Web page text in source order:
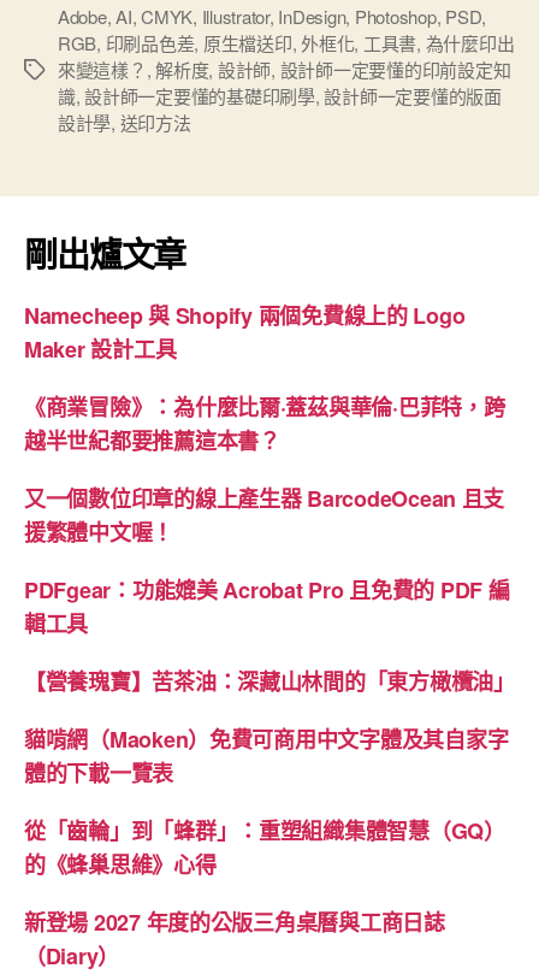
印
出
來
變
式”
標
Adobe,AI,CMYK, Illustrator, InDesign, Photoshop, PSD,
RGB, 印刷品色差, 原生檔送印,外框化, 工具書, 為什麼印出
來變這樣？ ,解析度, 設計師, 設計師一定要懂的印前設定知
識,設計師一定要懂的基礎印刷學,設計師一定要懂的版面
設計學, 送印方法
剛出爐文章
Namecheep 與 Shopify 兩個免費線上的 Logo
Maker 設計工具
《商業冒險》：為什麼比爾·蓋茲與華倫·巴菲特，跨
越半世紀都要推薦這本書？
又一個數位印章的線上產生器 BarcodeOcean 且支
援繁體中文喔！
PDFgear：功能媲美 Acrobat Pro 且免費的 PDF 編
輯工具
【營養瑰寶】苦茶油：深藏山林間的「東方橄欖油」
貓啃網（Maoken）免費可商用中文字體及其自家字
體的下載一覽表
從「齒輪」到「蜂群」：重塑組織集體智慧（GQ）
的《蜂巢思維》心得
新登場 2027 年度的公版三角桌曆與工商日誌
（Diary）